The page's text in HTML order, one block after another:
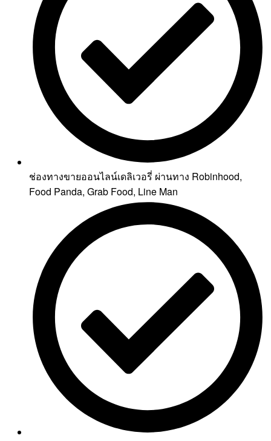
ช่องทางขายออนไลน์เดลิเวอรี่ ผ่านทาง Robinhood,
Food Panda, Grab Food, Line Man